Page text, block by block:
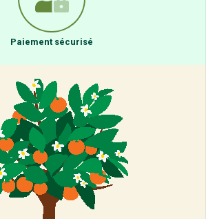
Paiement sécurisé